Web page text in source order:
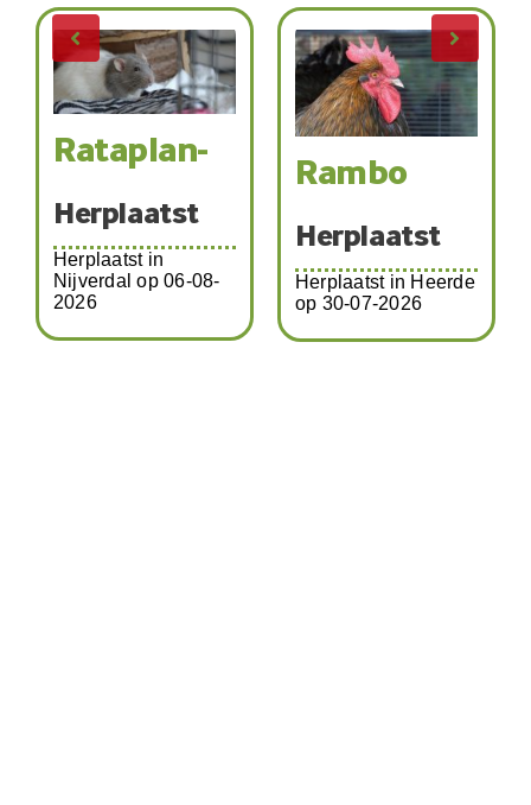
Rataplan-
Herplaatst
Herplaatst in
Nijverdal op 06-08-
2026
Rambo
Herplaatst
Herplaatst in Heerde
op 30-07-2026